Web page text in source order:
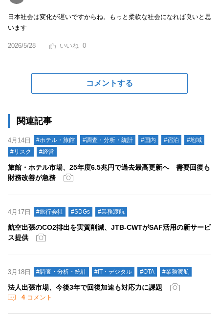
日本社会は変化が遅いですからね。もっと柔軟な社会になれば良いと思
います
2026/5/28 0
コメントする
関連記事
4月14日 #ホテル・旅館 #調査・分析・統計 #国内 #宿泊
#地域
#リスク
#経営
旅館・ホテル市場、25年度6.5兆円で過去最高更新へ 需要回復も
財務改善が急務
4月17日 #旅行会社 #SDGs #業務渡航
航空出張のCO2排出を実質削減、JTB-CWTがSAF活用の新サービ
ス提供
3月18日 #調査・分析・統計 #IT・デジタル #OTA #業務渡航
法人出張市場、今後3年で回復加速も対応力に課題
4コメント